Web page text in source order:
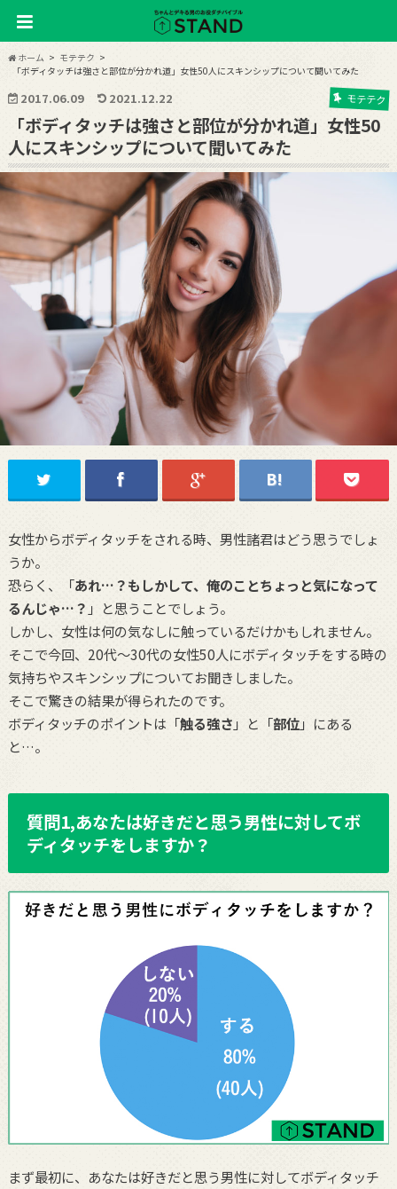
ホーム
モテテク
「ボディタッチは強さと部位が分かれ道」女性50人にスキンシップについて聞いてみた
2017.06.09 2021.12.22 モテテク
「ボディタッチは強さと部位が分かれ道」女性50
人にスキンシップについて聞いてみた
女性からボディタッチをされる時、男性諸君はどう思うでしょ
うか。
恐らく、「あれ…？もしかして、俺のことちょっと気になって
るんじゃ…？ 」と思うことでしょう。
しかし、女性は何の気なしに触っているだけかもしれません。
そこで今回、20代〜30代の女性50人にボディタッチをする時の
気持ちやスキンシップについてお聞きしました。
そこで驚きの結果が得られたのです。
ボディタッチのポイントは「触る強さ 」と「部位」にある
と…。
質問1,あなたは好きだと思う男性に対してボ
ディタッチをしますか？
まず最初に、あなたは好きだと思う男性に対してボディタッチ